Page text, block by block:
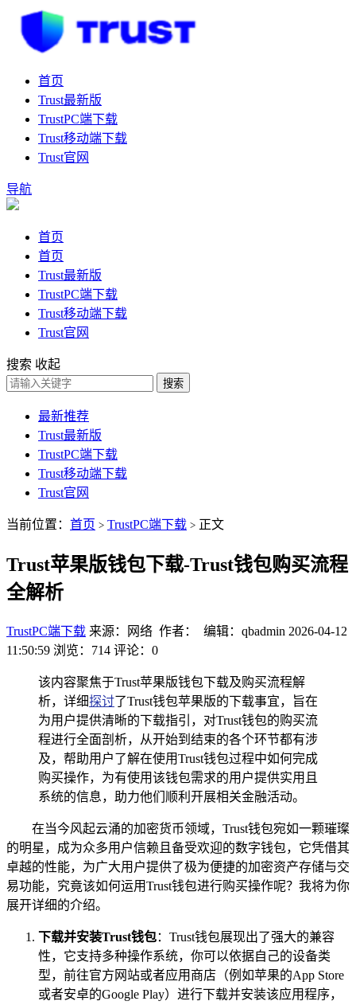
首页
Trust最新版
TrustPC端下载
Trust移动端下载
Trust官网
导航
首页
首页
Trust最新版
TrustPC端下载
Trust移动端下载
Trust官网
搜索 收起
搜索
最新推荐
Trust最新版
TrustPC端下载
Trust移动端下载
Trust官网
当前位置： 首页 > TrustPC端下载 > 正文
Trust苹果版钱包下载-Trust钱包购买流程
全解析
TrustPC端下载 来源：网络 作者： 编辑：qbadmin 2026-04-12
11:50:59 浏览：714 评论：0
该内容聚焦于Trust苹果版钱包下载及购买流程解
析，详细探讨了Trust钱包苹果版的下载事宜，旨在
为用户提供清晰的下载指引，对Trust钱包的购买流
程进行全面剖析，从开始到结束的各个环节都有涉
及，帮助用户了解在使用Trust钱包过程中如何完成
购买操作，为有使用该钱包需求的用户提供实用且
系统的信息，助力他们顺利开展相关金融活动。
在当今风起云涌的加密货币领域，Trust钱包宛如一颗璀璨
的明星，成为众多用户信赖且备受欢迎的数字钱包，它凭借其
卓越的性能，为广大用户提供了极为便捷的加密资产存储与交
易功能，究竟该如何运用Trust钱包进行购买操作呢？我将为你
展开详细的介绍。
下载并安装Trust钱包：Trust钱包展现出了强大的兼容
性，它支持多种操作系统，你可以依据自己的设备类
型，前往官方网站或者应用商店（例如苹果的App Store
或者安卓的Google Play）进行下载并安装该应用程序，